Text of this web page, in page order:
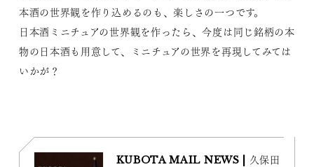
本酒の世界観を作り込めるのも、楽しさの一つです。
日本酒ミニチュアの世界観を作ったら、今度は同じ銘柄の本
物の日本酒も用意して、ミニチュアの世界を再現してみては
いかが？
KUBOTA MAIL NEWS | 久保田